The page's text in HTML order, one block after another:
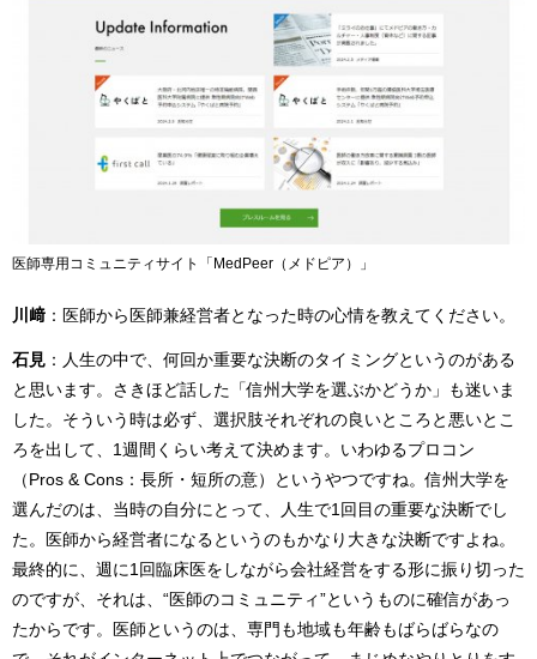
医師専用コミュニティサイト「MedPeer（メドピア）」
川﨑 ：医師から医師兼経営者となった時の心情を教えてください。
石見 ：人生の中で、何回か重要な決断のタイミングというのがある
と思います。さきほど話した「信州大学を選ぶかどうか」も迷いま
した。そういう時は必ず、選択肢それぞれの良いところと悪いとこ
ろを出して、1週間くらい考えて決めます。いわゆるプロコン
（Pros & Cons：長所・短所の意）というやつですね。信州大学を
選んだのは、当時の自分にとって、人生で1回目の重要な決断でし
た。医師から経営者になるというのもかなり大きな決断ですよね。
最終的に、週に1回臨床医をしながら会社経営をする形に振り切った
のですが、それは、“医師のコミュニティ”というものに確信があっ
たからです。医師というのは、専門も地域も年齢もばらばらなの